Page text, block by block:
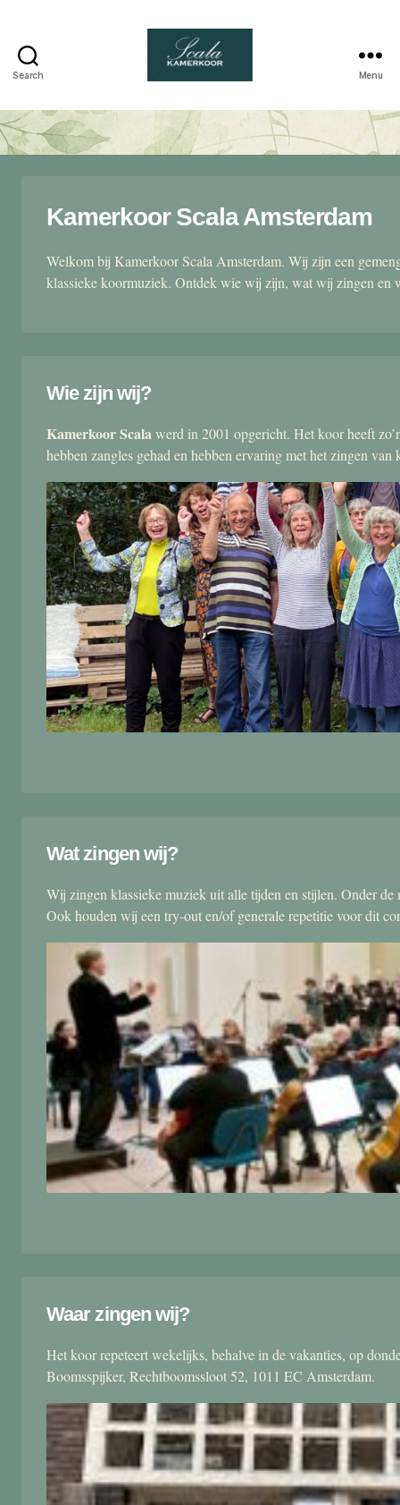
Search
kamerkoor
Menu
Kamerkoor Scala Amsterdam
Welkom bij Kamerkoor Scala Amsterdam. Wij zijn een
klassieke koormuziek. Ontdek wie wij zijn, wat wij zingen en
Wie zijn wij?
Kamerkoor Scalawerd in 2001 opgericht. Het koor heeft
hebben zangles gehad en hebben ervaring met het zingen van
Wat zingen wij?
Wij zingen klassieke muziek uit alle tijden en stijlen. Onder
Ook houden wij een try-out en/of generale repetitie voor dit
Waar zingen wij?
Het koor repeteert wekelijks, behalve in de vakanties, op
Boomsspijker, Rechtboomssloot 52, 1011 EC Amsterdam.